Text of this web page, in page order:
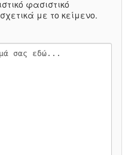
φασιστικό
με το κείμενο.